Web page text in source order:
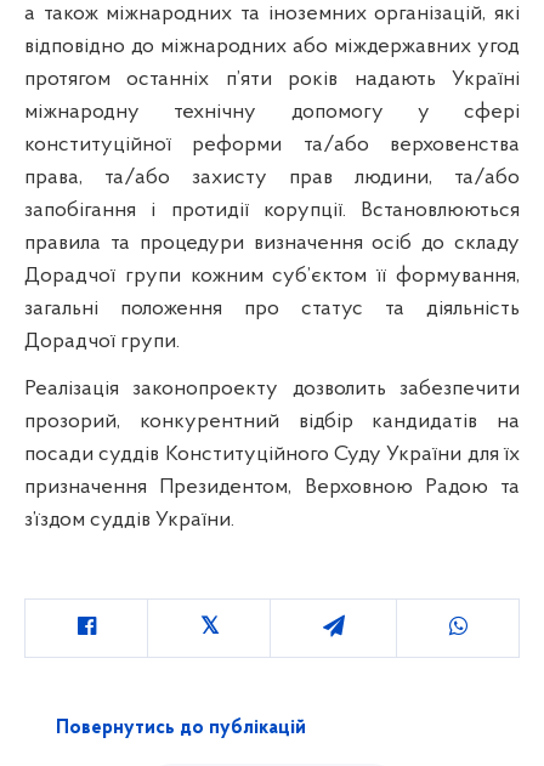
а також міжнародних та іноземних організацій, які
відповідно до міжнародних або міждержавних угод
протягом останніх п’яти років надають Україні
міжнародну технічну допомогу у сфері
конституційної реформи та/або верховенства
права, та/або захисту прав людини, та/або
запобігання і протидії корупції. Встановлюються
правила та процедури визначення осіб до складу
Дорадчої групи кожним суб’єктом її формування,
загальні положення про статус та діяльність
Дорадчої групи.
Реалізація законопроекту дозволить забезпечити
прозорий, конкурентний відбір кандидатів на
посади суддів Конституційного Суду України для їх
призначення Президентом, Верховною Радою та
з’їздом суддів України.
Повернутись до публікацій